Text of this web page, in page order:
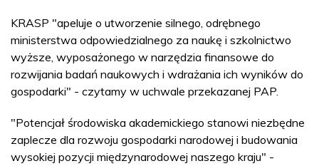
KRASP "apeluje o utworzenie silnego, odrębnego
ministerstwa odpowiedzialnego za naukę i szkolnictwo
wyższe, wyposażonego w narzędzia finansowe do
rozwijania badań naukowych i wdrażania ich wyników do
gospodarki" - czytamy w uchwale przekazanej PAP.
"Potencjał środowiska akademickiego stanowi niezbędne
zaplecze dla rozwoju gospodarki narodowej i budowania
wysokiej pozycji międzynarodowej naszego kraju" -